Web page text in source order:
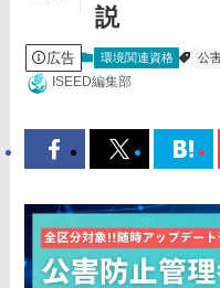
説
広告 環境関連資格 公
ISEED編集部